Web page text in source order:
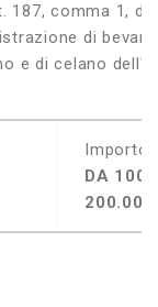
187, comma 1,
di
e di celano
Importo:
DA
200.000